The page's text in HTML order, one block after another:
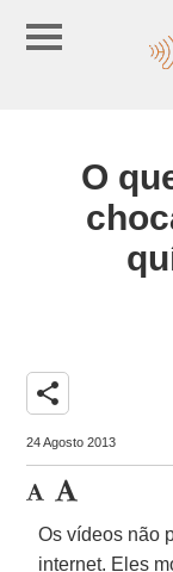
O
share
24 Agosto 2013
Os vídeos não
internet. Eles